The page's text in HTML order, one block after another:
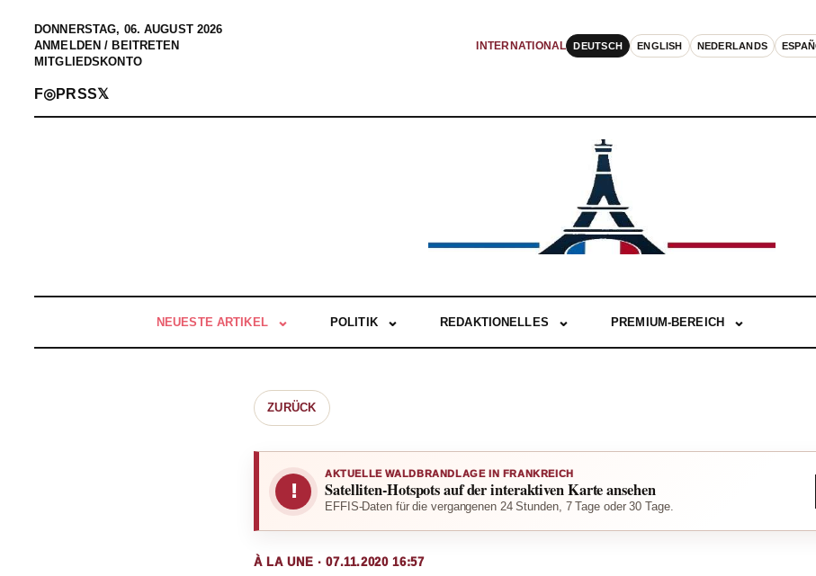
DONNERSTAG, 06. AUGUST 2026
ANMELDEN / BEITRETEN
MITGLIEDSKONTO
INTERNATIONAL DEUTSCH ENGLISH NEDERLANDS
F◎PRSS𝕏
NEUESTE ARTIKEL POLITIK REDAKTIONELLES PREMIUM-BEREICH
ZURÜCK
!
AKTUELLE WALDBRANDLAGE IN FRANKREICH
Satelliten-Hotspots auf der interaktiven Karte ansehen
EFFIS-Daten für die vergangenen 24 Stunden, 7 Tage oder 30 Tage.
À LA UNE · 07.11.2020 16:57